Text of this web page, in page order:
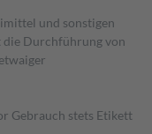
und sonstigen
Durchführung von
Gebrauch stets Etikett